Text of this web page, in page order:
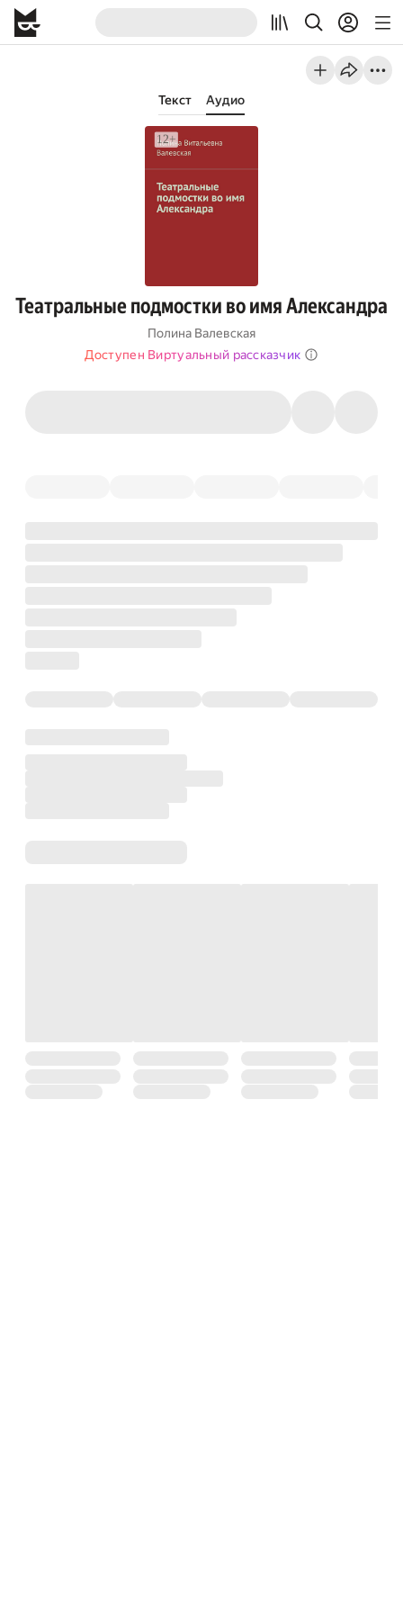
Текст Аудио
Театральные подмостки во имя Александра
Полина Валевская
Доступен Виртуальный рассказчик